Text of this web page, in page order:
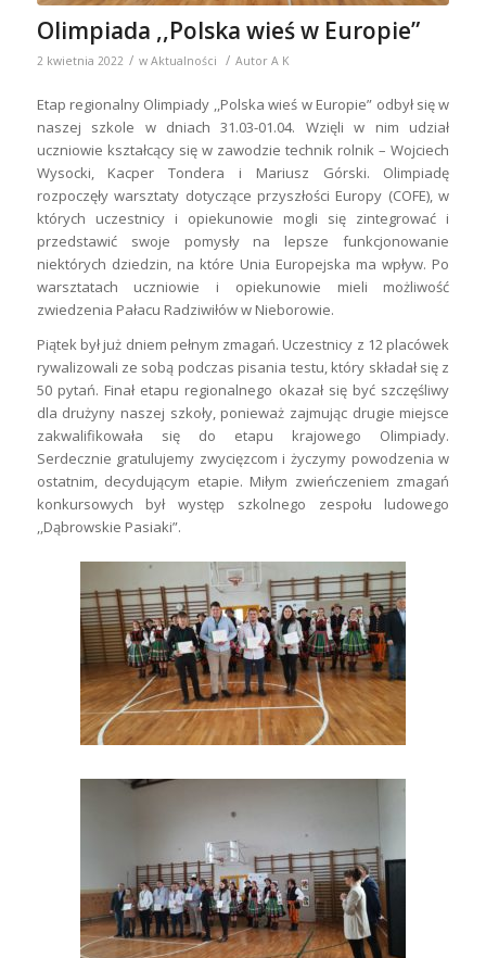
Olimpiada ,,Polska wieś w Europie”
2 kwietnia 2022 / w Aktualności / Autor A K
Etap regionalny Olimpiady ,,Polska wieś w Europie” odbył się w
naszej szkole w dniach 31.03-01.04. Wzięli w nim udział
uczniowie kształcący się w zawodzie technik rolnik – Wojciech
Wysocki, Kacper Tondera i Mariusz Górski. Olimpiadę
rozpoczęły warsztaty dotyczące przyszłości Europy (COFE), w
których uczestnicy i opiekunowie mogli się zintegrować i
przedstawić swoje pomysły na lepsze funkcjonowanie
niektórych dziedzin, na które Unia Europejska ma wpływ. Po
warsztatach uczniowie i opiekunowie mieli możliwość
zwiedzenia Pałacu Radziwiłów w Nieborowie.
Piątek był już dniem pełnym zmagań. Uczestnicy z 12 placówek
rywalizowali ze sobą podczas pisania testu, który składał się z
50 pytań. Finał etapu regionalnego okazał się być szczęśliwy
dla drużyny naszej szkoły, ponieważ zajmując drugie miejsce
zakwalifikowała się do etapu krajowego Olimpiady.
Serdecznie gratulujemy zwycięzcom i życzymy powodzenia w
ostatnim, decydującym etapie. Miłym zwieńczeniem zmagań
konkursowych był występ szkolnego zespołu ludowego
,,Dąbrowskie Pasiaki”.